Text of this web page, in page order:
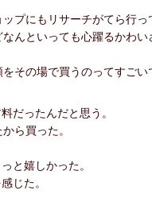
プにもリサーチがてら行
んといっても心躍るかわ
その場で買うのってすごい
だったんだと思う。
ら買った。
と嬉しかった。
じた。